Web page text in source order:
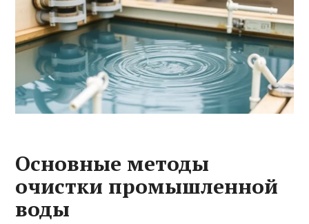
Основные методы
очистки промышленной
воды